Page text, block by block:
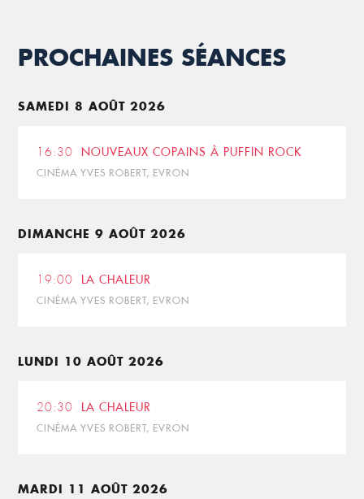
PROCHAINES SÉANCES
SAMEDI 8 AOÛT 2026
16:30 NOUVEAUX COPAINS À PUFFIN ROCK
CINÉMA YVES ROBERT, EVRON
DIMANCHE 9 AOÛT 2026
19:00 LA CHALEUR
CINÉMA YVES ROBERT, EVRON
LUNDI 10 AOÛT 2026
20:30 LA CHALEUR
CINÉMA YVES ROBERT, EVRON
MARDI 11 AOÛT 2026